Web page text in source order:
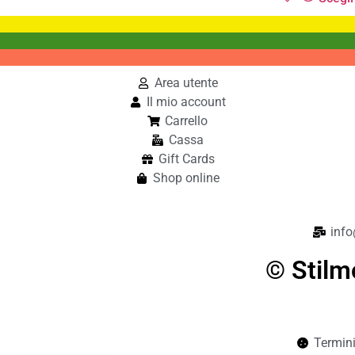
Area utente
Il mio account
Carrello
Cassa
Gift Cards
Shop online
©